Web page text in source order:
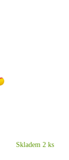
Skladem 2 ks